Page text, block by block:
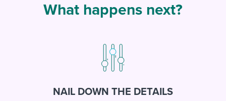
What happens next?
NAIL DOWN THE DETAILS